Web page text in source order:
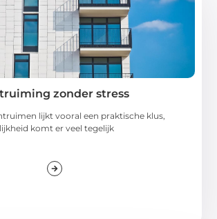
zonder stress
lijkt vooral een praktische klus,
komt er veel tegelijk